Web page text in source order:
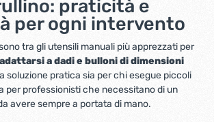
praticità e
per ogni intervento
tra gli utensili manuali più apprezzati per
adattarsi a dadi e bulloni di dimensioni
soluzione pratica sia per chi esegue piccoli
per professionisti che necessitano di un
avere sempre a portata di mano.